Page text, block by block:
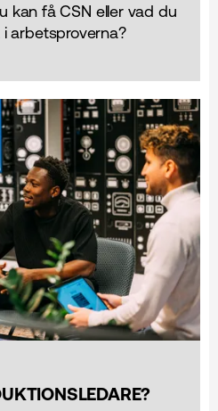
kan få CSN eller vad du
arbetsproverna?